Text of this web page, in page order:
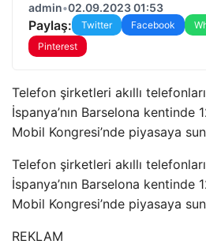
admin•02.09.2023 01:53
Paylaş: Twitter Facebook
Pinterest
Telefon şirketleri akıllı
İspanya’nın Barselona kentinde
Mobil Kongresi’nde piyasaya
Telefon şirketleri akıllı
İspanya’nın Barselona kentinde
Mobil Kongresi’nde piyasaya
REKLAM